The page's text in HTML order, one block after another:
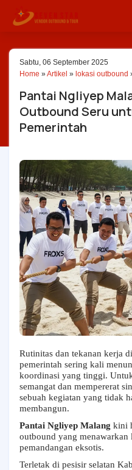
Sabtu, 06 September 2025
Home »Artikel » lokasi outbound
Pantai Ngliyep
Outbound Seru
Pemerintah
Rutinitas dan tekanan kerja
pemerintah sering kali
koordinasi yang tinggi.
semangat dan mempererat
sebuah kegiatan yang tidak
membangun.
Pantai Ngliyep Malang kini
outbound yang menawarkan
pemandangan eksotis.
Terletak di pesisir selatan